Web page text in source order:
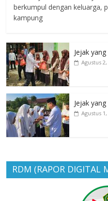
berkumpul dengan keluarga,
kampung
Jejak
Agustus
Jejak
Agustus
RDM (RAPOR DIGITAL